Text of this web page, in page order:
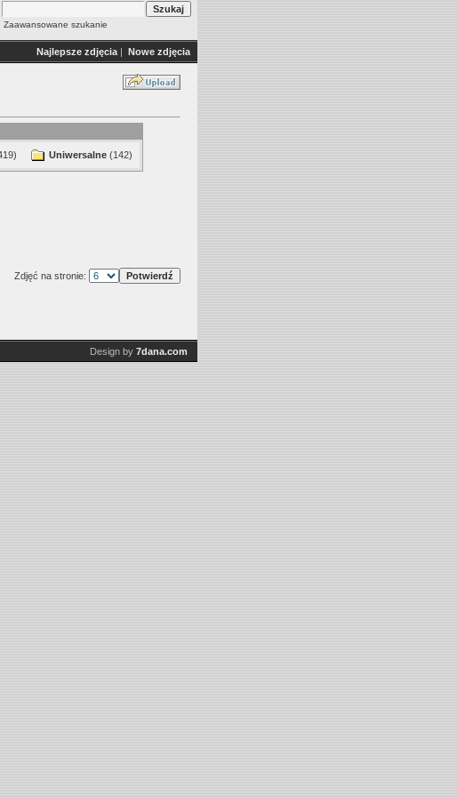
Zaawansowane szukanie
Najlepsze zdjęcia | Nowe zdjęcia
Uniwersalne (142)
Zdjęć na stronie:
Design by 7dana.com